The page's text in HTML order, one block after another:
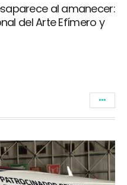
al amanecer:
del Arte Efímero y